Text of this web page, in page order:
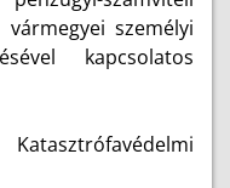
személyi
kapcsolatos